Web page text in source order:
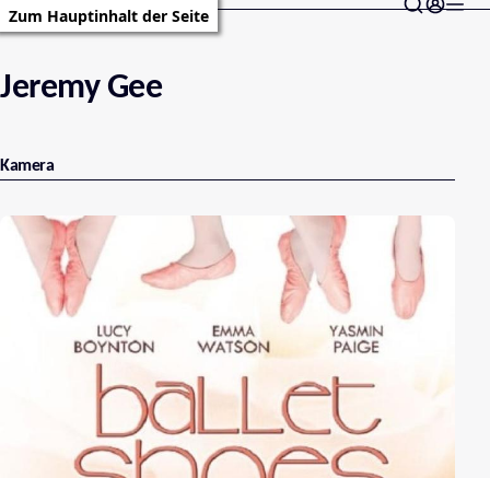
Zum Hauptinhalt der Seite
Jeremy Gee
Kamera